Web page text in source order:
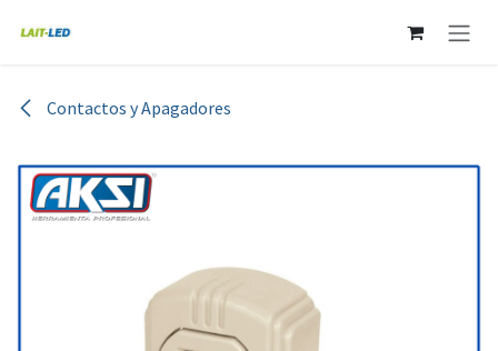
Contactos y Apagadores